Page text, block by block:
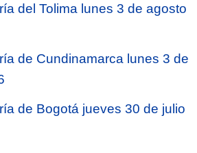
del Tolima lunes 3 de agosto
de Cundinamarca lunes 3 de
de Bogotá jueves 30 de julio